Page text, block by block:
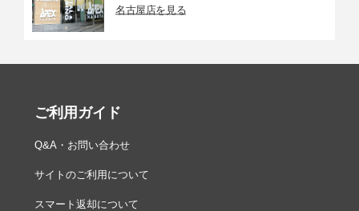
名古屋店を見る
ご利用ガイド
Q&A・お問い合わせ
サイトのご利用について
スマート返却について